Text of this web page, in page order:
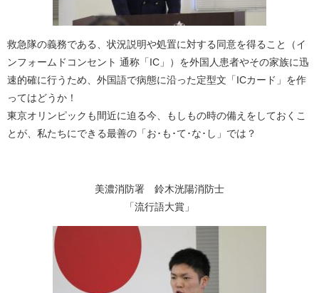
救急隊の義務である、状況説明や処置に対する同意を得ること（イ
ンフォームドコンセント 通称「IC」）を外国人患者やその家族に迅
速的確に行うため、外国語で病態に沿った定型文「ICカード」を作
ってはどうか！
東京オリンピックも間近に迫る今、もしもの時の備えをしておくこ
とが、私たちにできる最善の「お･も･て･な･し」では？
美濃消防署 鈴木洸陽消防士
「流行語大賞」